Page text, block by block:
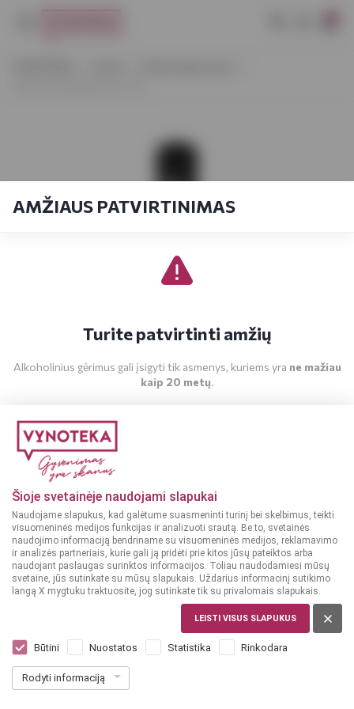
Šioje svetainėje naudojami slapukai
Naudojame slapukus, kad galėtume suasmeninti turinį bei skelbimus, teikti
visuomeninės medijos funkcijas ir analizuoti srautą. Be to, svetainės
naudojimo informaciją bendriname su visuomeninės medijos, reklamavimo
ir analizės partneriais, kurie gali ją pridėti prie kitos jūsų pateiktos arba
naudojant paslaugas surinktos informacijos. Toliau naudodamiesi mūsų
svetaine, jūs sutinkate su mūsų slapukais. Uždarius informacinį sutikimo
langą X mygtuku traktuosite, jog sutinkate tik su privalomais slapukais.
LEISTI VISUS SLAPUKUS
Būtini Nuostatos Statistika Rinkodara
Rodyti informaciją
AMŽIAUS PATVIRTINIMAS
Turite patvirtinti amžių
Alkoholinius gėrimus gali įsigyti tik asmenys, kuriems yra ne mažiau
kaip 20 metų.
Vedi Alco Blackberry 0,75 L
Dar nėra balsų, galite įvertinti
19